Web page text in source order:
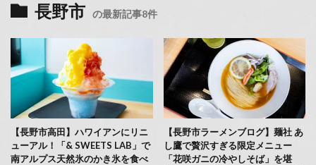
長野市 の最新記事8件
【長野市高田】ハワイアンにリニ
ューアル！「& SWEETS LAB」で
南アルプス天然氷のかき氷を食べ
【長野市ラーメンブログ】麺社 あ
し鷹で贅沢すぎる限定メニュー
「花咲ガニの冷やしそば」を堪